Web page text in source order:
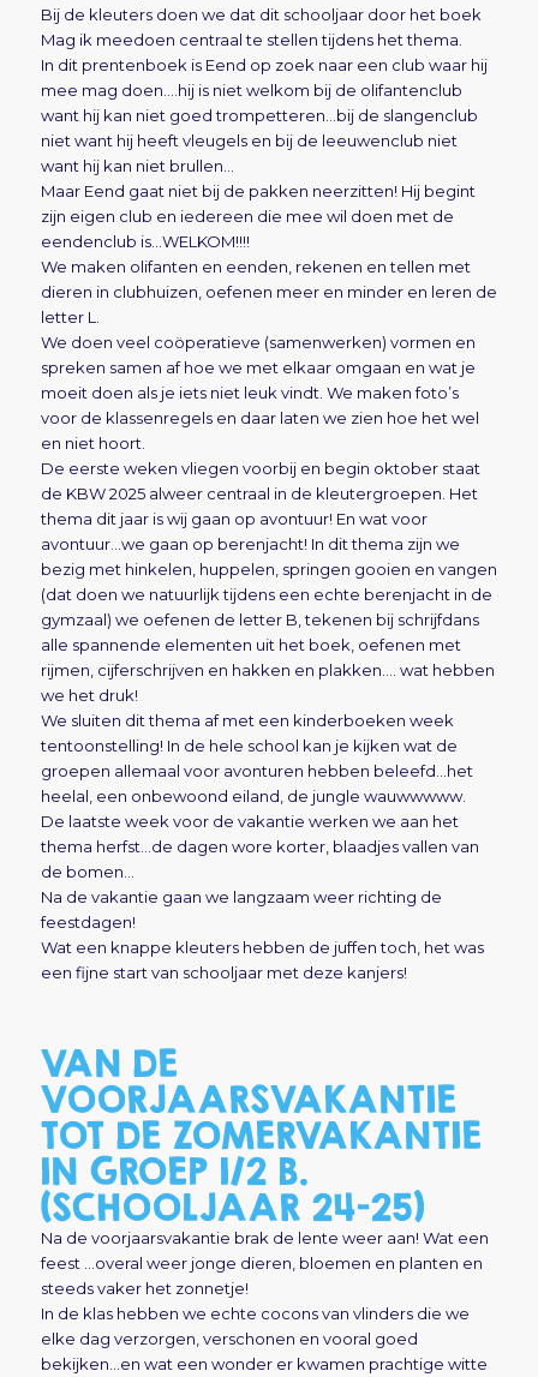
Bij de kleuters doen we dat dit schooljaar door het boek
Mag ik meedoen centraal te stellen tijdens het thema.
In dit prentenboek is Eend op zoek naar een club waar hij
mee mag doen….hij is niet welkom bij de olifantenclub
want hij kan niet goed trompetteren…bij de slangenclub
niet want hij heeft vleugels en bij de leeuwenclub niet
want hij kan niet brullen…
Maar Eend gaat niet bij de pakken neerzitten! Hij begint
zijn eigen club en iedereen die mee wil doen met de
eendenclub is…WELKOM!!!!
We maken olifanten en eenden, rekenen en tellen met
dieren in clubhuizen, oefenen meer en minder en leren de
letter L.
We doen veel coöperatieve (samenwerken) vormen en
spreken samen af hoe we met elkaar omgaan en wat je
moeit doen als je iets niet leuk vindt. We maken foto’s
voor de klassenregels en daar laten we zien hoe het wel
en niet hoort.
De eerste weken vliegen voorbij en begin oktober staat
de KBW 2025 alweer centraal in de kleutergroepen. Het
thema dit jaar is wij gaan op avontuur! En wat voor
avontuur…we gaan op berenjacht! In dit thema zijn we
bezig met hinkelen, huppelen, springen gooien en vangen
(dat doen we natuurlijk tijdens een echte berenjacht in de
gymzaal) we oefenen de letter B, tekenen bij schrijfdans
alle spannende elementen uit het boek, oefenen met
rijmen, cijferschrijven en hakken en plakken…. wat hebben
we het druk!
We sluiten dit thema af met een kinderboeken week
tentoonstelling! In de hele school kan je kijken wat de
groepen allemaal voor avonturen hebben beleefd…het
heelal, een onbewoond eiland, de jungle wauwwwww.
De laatste week voor de vakantie werken we aan het
thema herfst…de dagen wore korter, blaadjes vallen van
de bomen…
Na de vakantie gaan we langzaam weer richting de
feestdagen!
Wat een knappe kleuters hebben de juffen toch, het was
een fijne start van schooljaar met deze kanjers!
VAN DE
VOORJAARSVAKANTIE
TOT DE ZOMERVAKANTIE
IN GROEP 1/2 B.
(SCHOOLJAAR 24-25)
Na de voorjaarsvakantie brak de lente weer aan! Wat een
feest …overal weer jonge dieren, bloemen en planten en
steeds vaker het zonnetje!
In de klas hebben we echte cocons van vlinders die we
elke dag verzorgen, verschonen en vooral goed
bekijken…en wat een wonder er kwamen prachtige witte